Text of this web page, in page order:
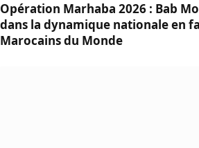
Opération Marhaba 2026 : Bab
dans la dynamique nationale en
Marocains du Monde